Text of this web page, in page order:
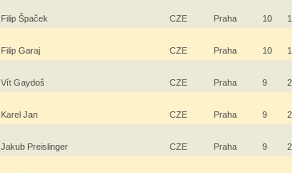
Filip Špaček CZE Praha 10
Filip Garaj CZE Praha 10
Vít Gaydoš CZE Praha 9
Karel Jan CZE Praha 9
Jakub Preislinger CZE Praha 9